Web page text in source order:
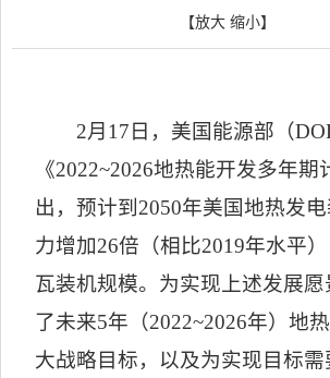
【放大 缩小】
2月 17 日，美国能源部（
《2022~2026地热能开发多年期
出，预计到 2050年美国地热发
力增加26倍（相比2019年水平
瓦装机规模。为实现上述发展愿
了未来5年（2022~2026年）地
大战略目标，以及为实现目标